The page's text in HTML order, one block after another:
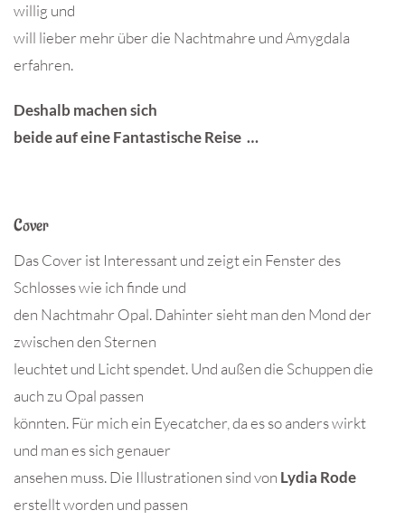
willig und
will lieber mehr über die Nachtmahre und Amygdala
erfahren.
Deshalb machen sich
beide auf eine Fantastische Reise …
Cover
Das Cover ist Interessant und zeigt ein Fenster des
Schlosses wie ich finde und
den Nachtmahr Opal. Dahinter sieht man den Mond der
zwischen den Sternen
leuchtet und Licht spendet. Und außen die Schuppen die
auch zu Opal passen
könnten. Für mich ein Eyecatcher, da es so anders wirkt
und man es sich genauer
ansehen muss. Die Illustrationen sind von Lydia Rode
erstellt worden und passen